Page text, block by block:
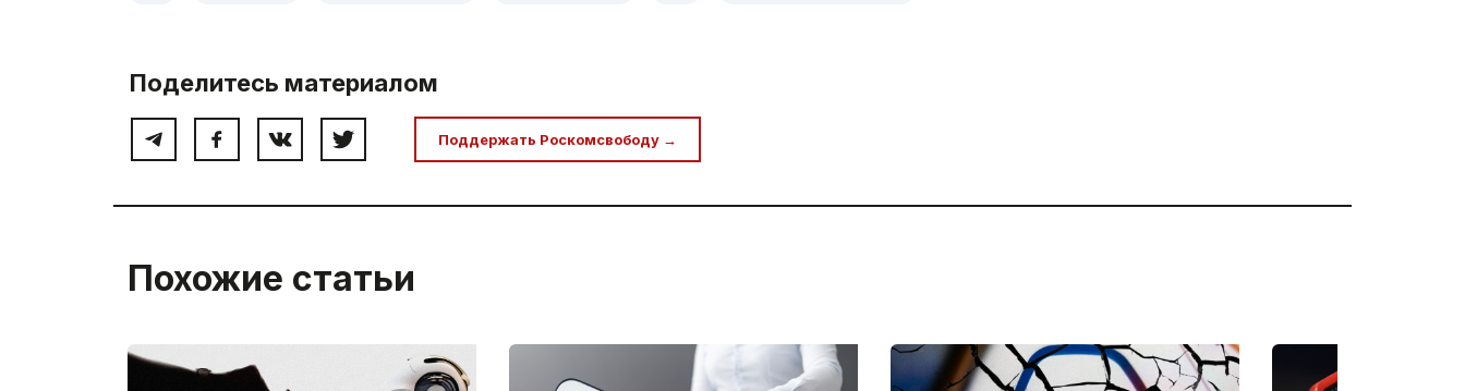
Поделитесь материалом
Поддержать Роскомсвободу →
Похожие статьи